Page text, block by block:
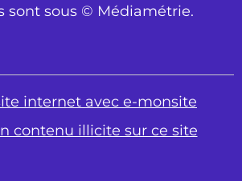
sont sous © Médiamétrie.
internet avec e-monsite
contenu illicite sur ce site